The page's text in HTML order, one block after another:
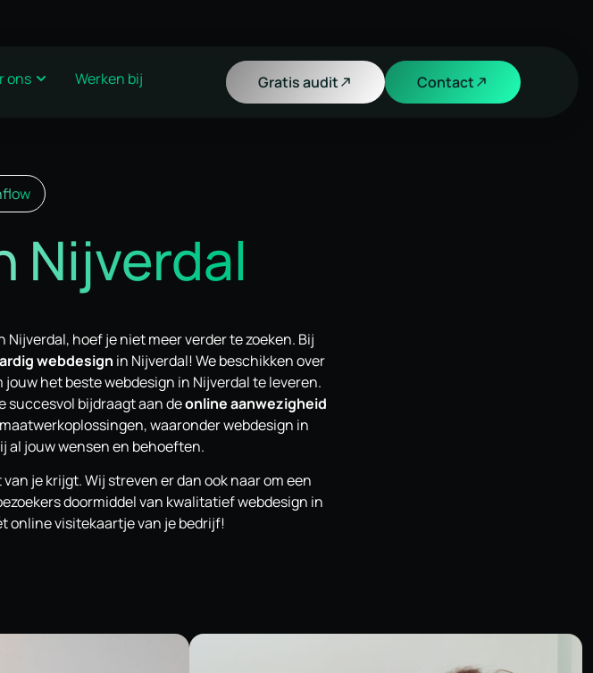
ons Werken bij Gratis audit Contact
Nijverdal
hoef je niet meer verder te zoeken. Bij
webdesign in Nijverdal! We beschikken over
het beste webdesign in Nijverdal te leveren.
succesvol bijdraagt aan deonline aanwezigheid
waaronder webdesign in
al jouw wensen en behoeften.
je krijgt. Wij streven er dan ook naar om een
doormiddel van kwalitatief webdesign in
online visitekaartje van je bedrijf!